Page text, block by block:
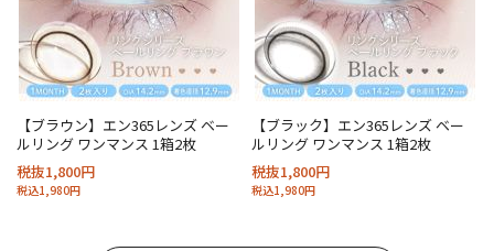
【ブラウン】エン365レンズ ベー
ルリング ワンマンス 1箱2枚
税抜1,800円
税込1,980円
【ブラック】エン365レンズ ベー
ルリング ワンマンス 1箱2枚
税抜1,800円
税込1,980円